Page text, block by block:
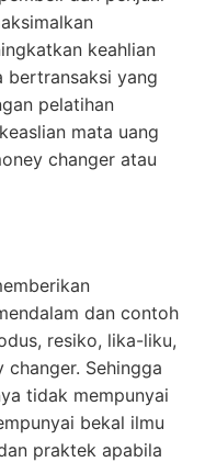
keahlian
bertransaksi yang
pelatihan
mata uang
changer atau
dan contoh
resiko, lika-liku,
Sehingga
tidak mempunyai
bekal ilmu
praktek apabila